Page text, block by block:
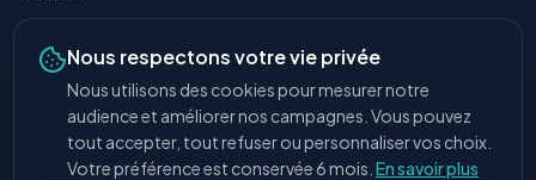
Logistique
Tertiaire
Collectivités
Nous respectons votre vie privée
Nous utilisons des cookies pour mesurer notre
audience et améliorer nos campagnes. Vous pouvez
tout accepter, tout refuser ou personnaliser vos choix.
Votre préférence est conservée 6 mois. En savoir plus